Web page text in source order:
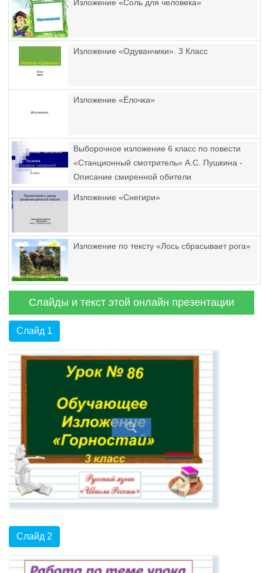
Изложение «Соль для человека»
Изложение «Одуванчики». 3 Класс
Изложение «Ёлочка»
Выборочное изложение 6 класс по повести
«Станционный смотритель» А.С. Пушкина -
Описание смиренной обители
Изложение «Снегири»
Изложение по тексту «Лось сбрасывает рога»
Слайды и текст этой онлайн презентации
Слайд 1
Слайд 2